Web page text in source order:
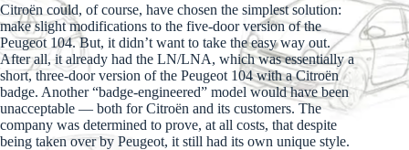
Citroën could, of course, have chosen the simplest solution:
make slight modifications to the five-door version of the
Peugeot 104. But, it didn’t want to take the easy way out.
After all, it already had the LN/LNA, which was essentially a
short, three-door version of the Peugeot 104 with a Citroën
badge. Another “badge-engineered” model would have been
unacceptable — both for Citroën and its customers. The
company was determined to prove, at all costs, that despite
being taken over by Peugeot, it still had its own unique style.